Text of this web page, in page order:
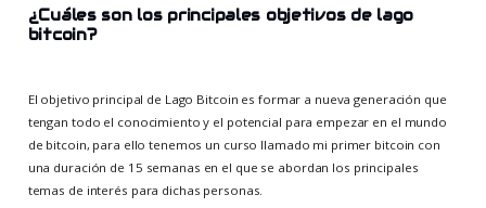
¿Cuáles son los principales objetivos de lago
bitcoin?
El objetivo principal de Lago Bitcoin es formar a nueva generación que
tengan todo el conocimiento y el potencial para empezar en el mundo
de bitcoin, para ello tenemos un curso llamado mi primer bitcoin con
una duración de 15 semanas en el que se abordan los principales
temas de interés para dichas personas.